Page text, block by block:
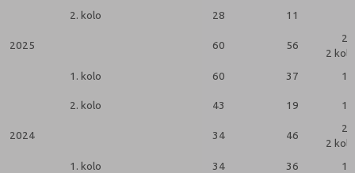
2. kolo 28 11
2025 60 56
27
2 kola
1. kolo
60 37 17
2. kolo 43 19 10
2024 34 46
22
2 kola
1. kolo
34 36 16